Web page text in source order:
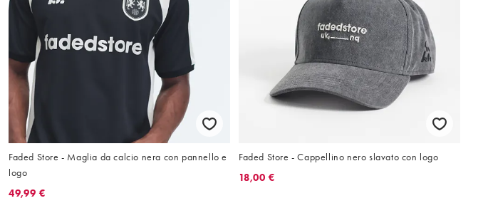
Faded Store - Maglia da calcio nera con pannello e
logo
49,99 €
Faded Store - Cappellino nero slavato con logo
18,00 €